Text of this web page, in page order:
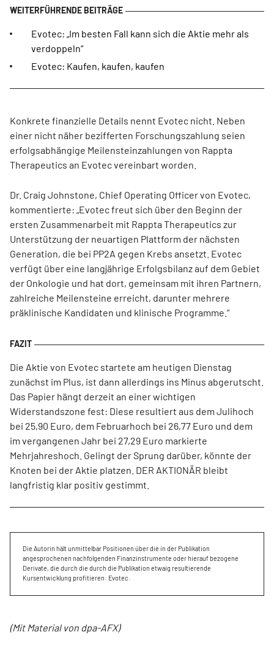
Evotec: „Im besten Fall kann sich die Aktie mehr als
verdoppeln“
Evotec: Kaufen, kaufen, kaufen
Konkrete finanzielle Details nennt Evotec nicht. Neben
einer nicht näher bezifferten Forschungszahlung seien
erfolgsabhängige Meilensteinzahlungen von Rappta
Therapeutics an Evotec vereinbart worden.
Dr. Craig Johnstone, Chief Operating Officer von Evotec,
kommentierte: „Evotec freut sich über den Beginn der
ersten Zusammenarbeit mit Rappta Therapeutics zur
Unterstützung der neuartigen Plattform der nächsten
Generation, die bei PP2A gegen Krebs ansetzt. Evotec
verfügt über eine langjährige Erfolgsbilanz auf dem Gebiet
der Onkologie und hat dort, gemeinsam mit ihren Partnern,
zahlreiche Meilensteine erreicht, darunter mehrere
präklinische Kandidaten und klinische Programme.“
Die Aktie von Evotec startete am heutigen Dienstag
zunächst im Plus, ist dann allerdings ins Minus abgerutscht.
Das Papier hängt derzeit an einer wichtigen
Widerstandszone fest: Diese resultiert aus dem Julihoch
bei 25,90 Euro, dem Februarhoch bei 26,77 Euro und dem
im vergangenen Jahr bei 27,29 Euro markierte
Mehrjahreshoch. Gelingt der Sprung darüber, könnte der
Knoten bei der Aktie platzen. DER AKTIONÄR bleibt
langfristig klar positiv gestimmt.
Die Autorin hält unmittelbar Positionen über die in der Publikation
angesprochenen nachfolgenden Finanzinstrumente oder hierauf bezogene
Derivate, die durch die durch die Publikation etwaig resultierende
Kursentwicklung profitieren: Evotec.
(Mit Material von dpa-AFX)